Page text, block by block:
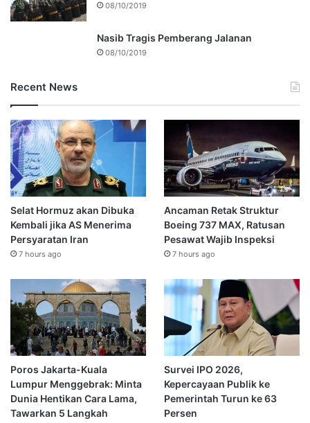
08/10/2019
Nasib Tragis Pemberang Jalanan
08/10/2019
Recent News
Selat Hormuz akan Dibuka
Kembali jika AS Menerima
Persyaratan Iran
7 hours ago
Ancaman Retak Struktur
Boeing 737 MAX, Ratusan
Pesawat Wajib Inspeksi
7 hours ago
Poros Jakarta-Kuala
Lumpur Menggebrak: Minta
Dunia Hentikan Cara Lama,
Tawarkan 5 Langkah
Survei IPO 2026,
Kepercayaan Publik ke
Pemerintah Turun ke 63
Persen